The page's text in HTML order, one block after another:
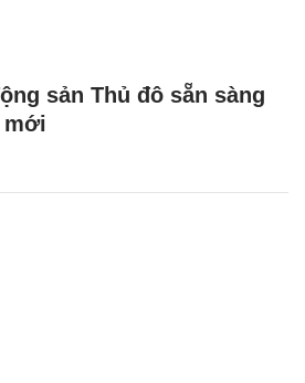
sản Thủ đô sẵn sàng
mới